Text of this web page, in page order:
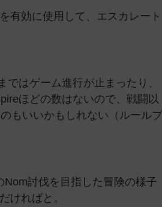
有効に使用して、エスカレート
はゲーム進行が止まったり、
ほどの数はないので、戦闘以
もいいかもしれない（ルールブ
討伐を目指した冒険の様子
ければと。